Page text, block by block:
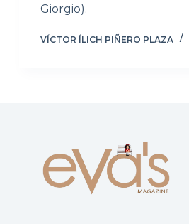
Giorgio).
VÍCTOR ÍLICH PIÑERO PLAZA